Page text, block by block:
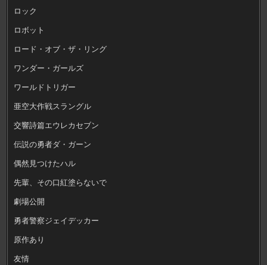
ロック
ロボット
ロード・オブ・ザ・リング
ワンダー・ガールズ
ワールドトリガー
亜空大作戦スラングル
交響詩篇エウレカセブン
伝説の勇者ダ・ガーン
偶然見つけたハル
先輩、その口紅塗らないで
劇場公開
勇者警察ジェイデッカー
原作あり
友情